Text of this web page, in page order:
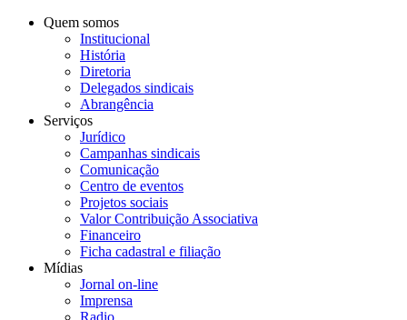
Quem somos
Institucional
História
Diretoria
Delegados sindicais
Abrangência
Serviços
Jurídico
Campanhas sindicais
Comunicação
Centro de eventos
Projetos sociais
Valor Contribuição Associativa
Financeiro
Ficha cadastral e filiação
Mídias
Jornal on-line
Imprensa
Radio